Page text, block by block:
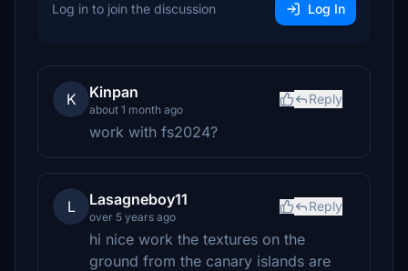
Log in to join the discussion Log In
K Kinpan
about 1 month ago
Reply
work with fs2024?
L Lasagneboy11
over 5 years ago
Reply
hi nice work the textures on the
ground from the canary islands are